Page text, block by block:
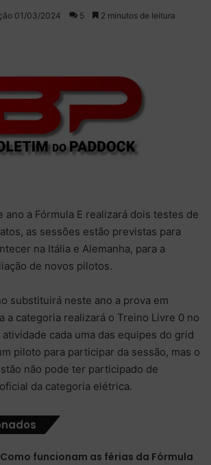
onum
01/03/2024 5 2 minutos de leitura
ano a Fórmula E realizará dois testes de
as sessões estão previstas para
na Itália e Alemanha, para a
de novos pilotos.
substituirá neste ano a prova em
a categoria realizará o Treino Livre 0 no
atividade cada uma das equipes do grid
piloto para participar da sessão, mas o
não pode ter participado de
da categoria elétrica.
Como funcionam as férias da Fórmula